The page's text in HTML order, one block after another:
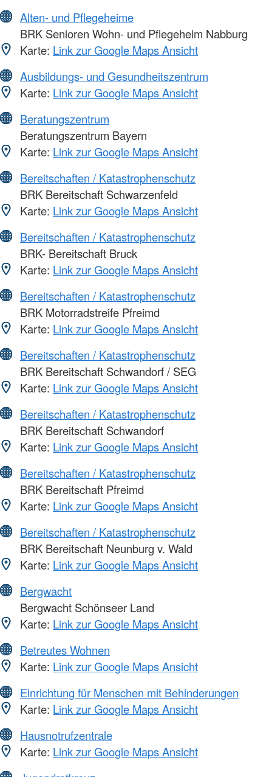
Alten- und Pflegeheime
BRK Senioren Wohn- und Pflegeheim Nabburg
Karte: Link zur Google Maps Ansicht
Ausbildungs- und Gesundheitszentrum
Karte: Link zur Google Maps Ansicht
Beratungszentrum
Beratungszentrum Bayern
Karte: Link zur Google Maps Ansicht
Bereitschaften / Katastrophenschutz
BRK Bereitschaft Schwarzenfeld
Karte: Link zur Google Maps Ansicht
Bereitschaften / Katastrophenschutz
BRK- Bereitschaft Bruck
Karte: Link zur Google Maps Ansicht
Bereitschaften / Katastrophenschutz
BRK Motorradstreife Pfreimd
Karte: Link zur Google Maps Ansicht
Bereitschaften / Katastrophenschutz
BRK Bereitschaft Schwandorf / SEG
Karte: Link zur Google Maps Ansicht
Bereitschaften / Katastrophenschutz
BRK Bereitschaft Schwandorf
Karte: Link zur Google Maps Ansicht
Bereitschaften / Katastrophenschutz
BRK Bereitschaft Pfreimd
Karte: Link zur Google Maps Ansicht
Bereitschaften / Katastrophenschutz
BRK Bereitschaft Neunburg v. Wald
Karte: Link zur Google Maps Ansicht
Bergwacht
Bergwacht Schönseer Land
Karte: Link zur Google Maps Ansicht
Betreutes Wohnen
Karte: Link zur Google Maps Ansicht
Einrichtung für Menschen mit Behinderungen
Karte: Link zur Google Maps Ansicht
Hausnotrufzentrale
Karte: Link zur Google Maps Ansicht